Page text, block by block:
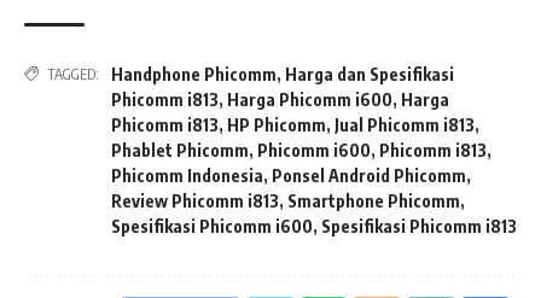
TAGGED: Handphone Phicomm, Harga dan Spesifikasi
Phicomm i813, Harga Phicomm i600, Harga
Phicomm i813, HP Phicomm, Jual Phicomm i813,
Phablet Phicomm, Phicomm i600, Phicomm i813,
Phicomm Indonesia, Ponsel Android Phicomm,
Review Phicomm i813, Smartphone Phicomm,
Spesifikasi Phicomm i600, Spesifikasi Phicomm i813